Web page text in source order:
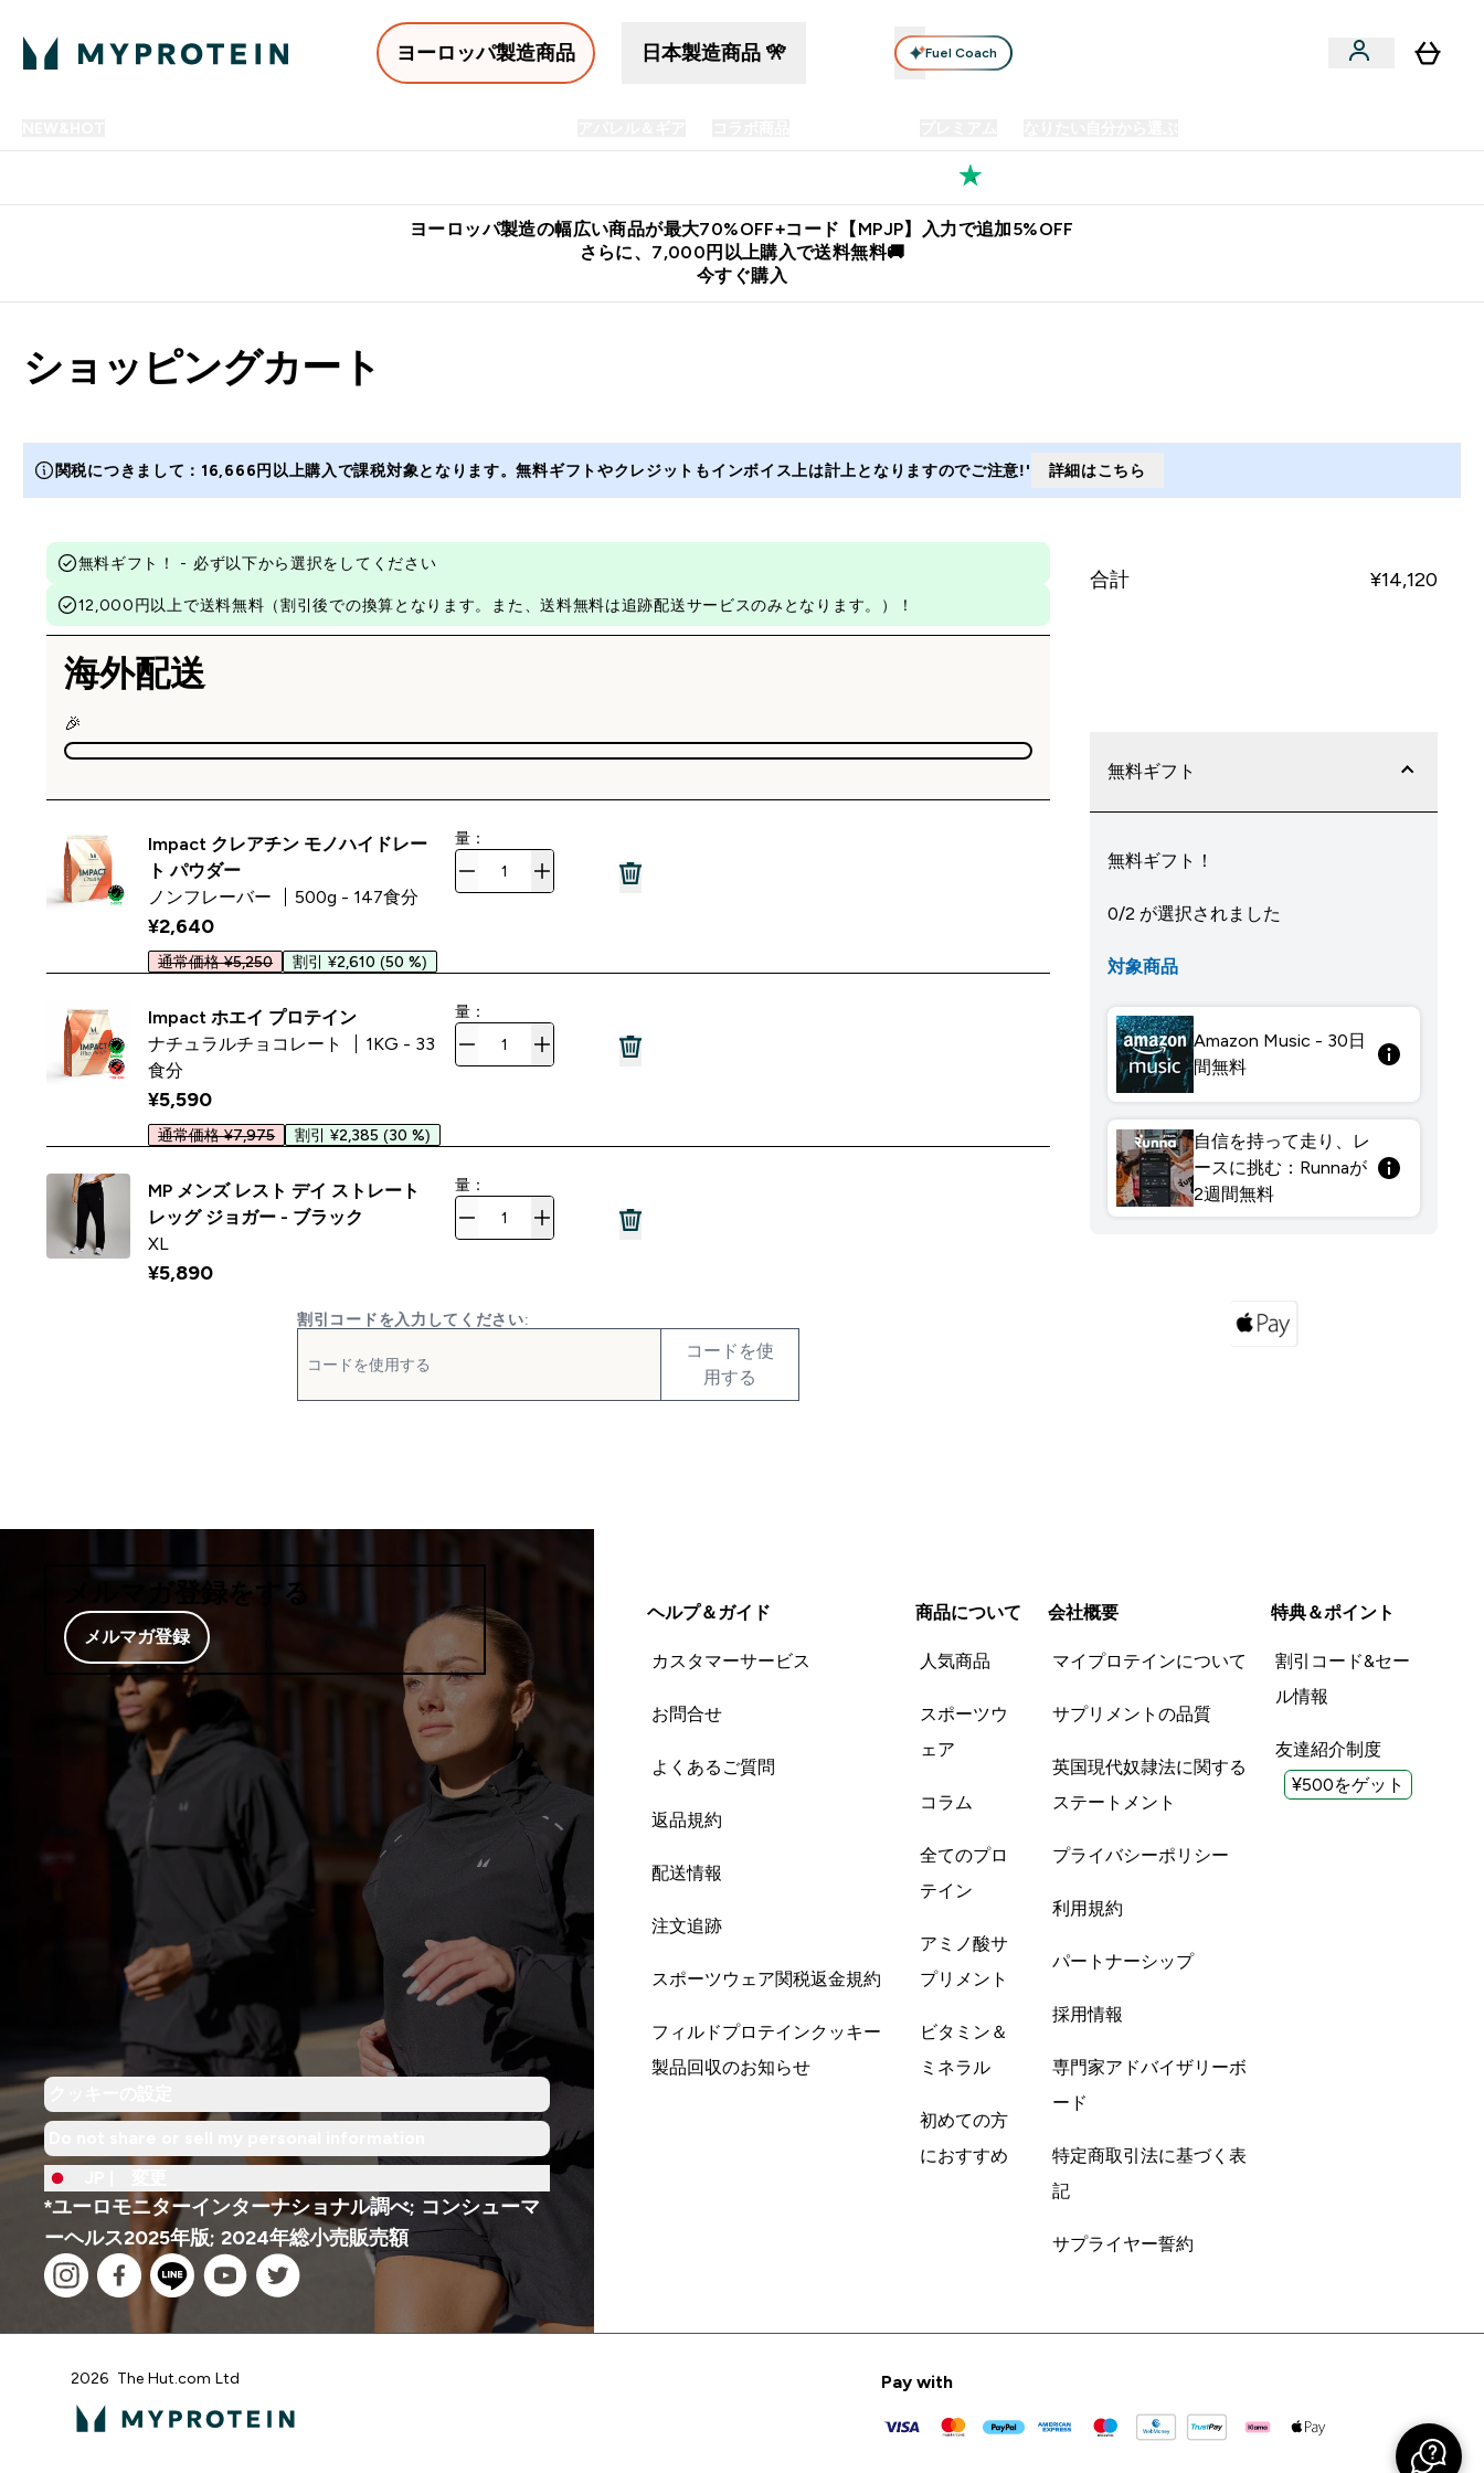
ヨーロッパ製造商品 日本製造商品 🎌 Fuel Coach
ヨーロッパ製造の幅広い商品が最大70%OFF+コード【MPJP】入力で追加5%OFF
さらに、7,000円以上購入で送料無料🚚
今すぐ購入
ショッピングカート
関税につきまして：16,666円以上購入で課税対象となります。無料ギフトやクレジットもインボイス上は計上となりますのでご注意!' 詳細はこちら
無料ギフト！ - 必ず以下から選択をしてください
12,000円以上で送料無料（割引後での換算となります。また、送料無料は追跡配送サービスのみとなります。）！
海外配送
🎉
Impact クレアチン モノハイドレー
ト パウダー
ノンフレーバー
500g - 147食分
¥2,640‎
通常価格 ¥5,250 割引 ¥2,610 (50 %)
量：
Impact ホエイ プロテイン
ナチュラルチョコレート
1KG - 33
食分
¥5,590‎
通常価格 ¥7,975 割引 ¥2,385 (30 %)
量：
MP メンズ レスト デイ ストレート
レッグ ジョガー - ブラック
XL
¥5,890‎
量：
割引コードを入力してください:
コードを使
用する
合計 ¥14,120‎
無料ギフト
無料ギフト！
0/2 が選択されました
対象商品
Amazon Music - 30日
間無料
自信を持って走り、レ
ースに挑む：Runnaが
2週間無料
メルマガ登録をする
メルマガ登録
*ユーロモニターインターナショナル調べ; コンシューマ
ーヘルス2025年版; 2024年総小売販売額
ヘルプ＆ガイド
カスタマーサービス
お問合せ
よくあるご質問
返品規約
配送情報
注文追跡
スポーツウェア関税返金規約
フィルドプロテインクッキー
製品回収のお知らせ
商品について
人気商品
スポーツウ
ェア
コラム
全てのプロ
テイン
アミノ酸サ
プリメント
ビタミン＆
ミネラル
初めての方
におすすめ
会社概要
マイプロテインについて
サプリメントの品質
英国現代奴隷法に関する
ステートメント
プライバシーポリシー
利用規約
パートナーシップ
採用情報
専門家アドバイザリーボ
ード
特定商取引法に基づく表
記
サプライヤー誓約
特典＆ポイント
割引コード&セー
ル情報
友達紹介制度
¥500をゲット
2026 The Hut.com Ltd Pay with